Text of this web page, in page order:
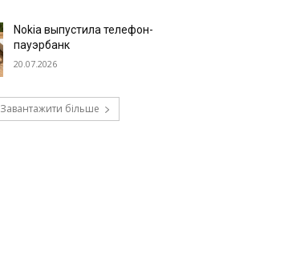
Nokia выпустила телефон-
пауэрбанк
20.07.2026
Завантажити більше